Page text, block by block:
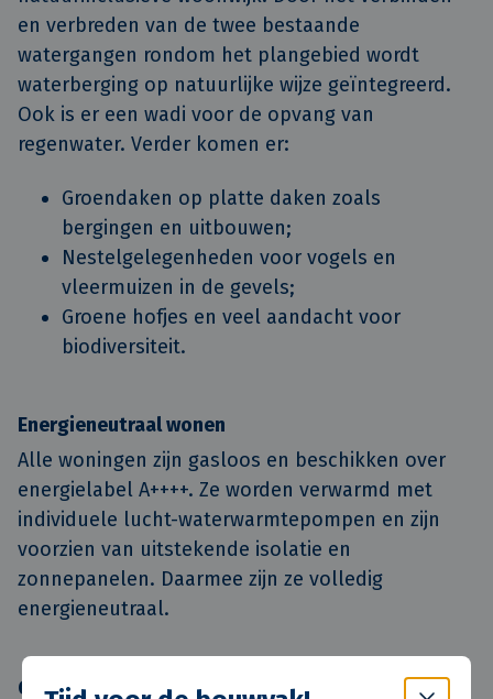
en verbreden van de twee bestaande
watergangen rondom het plangebied wordt
waterberging op natuurlijke wijze geïntegreerd.
Ook is er een wadi voor de opvang van
regenwater. Verder komen er:
Groendaken op platte daken zoals
bergingen en uitbouwen;
Nestelgelegenheden voor vogels en
vleermuizen in de gevels;
Groene hofjes en veel aandacht voor
biodiversiteit.
Energieneutraal wonen
Alle woningen zijn gasloos en beschikken over
energielabel A++++. Ze worden verwarmd met
individuele lucht-waterwarmtepompen en zijn
voorzien van uitstekende isolatie en
zonnepanelen. Daarmee zijn ze volledig
energieneutraal.
Gebouwd volgens het BaseHome-concept